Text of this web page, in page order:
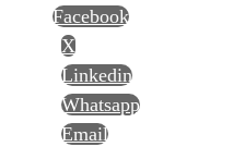
Facebook
X
Linkedin
Whatsapp
Email